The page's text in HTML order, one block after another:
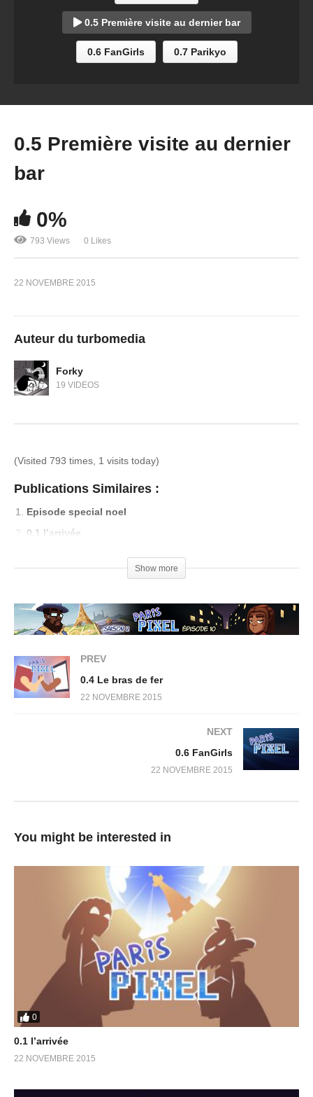
0.5 Première visite au dernier bar
0.6 FanGirls 0.7 Parikyo
0.5 Première visite au dernier
bar
0%
793 Views 0 Likes
22 NOVEMBRE 2015
Auteur du turbomedia
Forky
19 VIDEOS
(Visited 793 times, 1 visits today)
Publications Similaires :
Episode special noel
0.1 l’arrivée
Show more
PREV
0.4 Le bras de fer
22 NOVEMBRE 2015
NEXT
0.6 FanGirls
22 NOVEMBRE 2015
You might be interested in
0
0.1 l’arrivée
22 NOVEMBRE 2015